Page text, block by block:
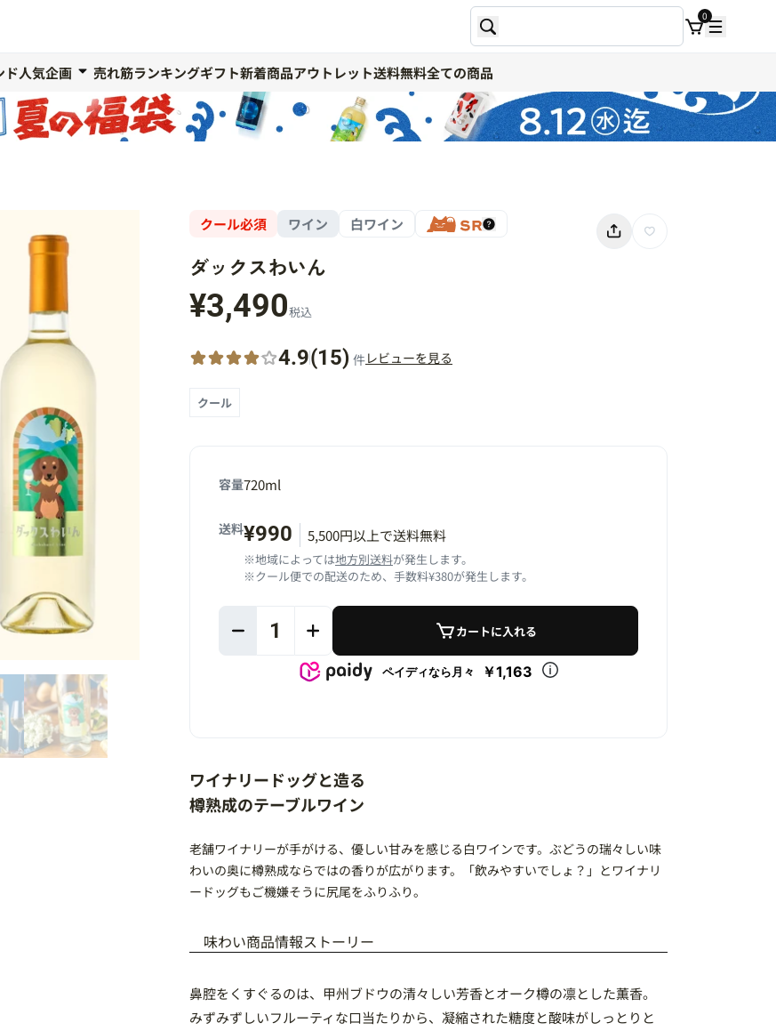
0
ド人気企画 売れ筋ランキングギフト新着商品アウトレット送料無料全ての商品
クール必須 ワイン 白ワイン
ダックスわいん
¥3,490税込
4.9(15) 件レビューを見る
クール
容量720ml
送料¥990 5,500円以上で送料無料
※地域によっては地方別送料が発生します。
※クール便での配送のため、手数料¥380が発生します。
1 カートに入れる
ペイディなら月々 ￥1,163
ワイナリードッグと造る
樽熟成のテーブルワイン
老舗ワイナリーが手がける、優しい甘みを感じる白ワインです。ぶどうの瑞々しい味
わいの奥に樽熟成ならではの香りが広がります。「飲みやすいでしょ？」とワイナリ
ードッグもご機嫌そうに尻尾をふりふり。
味わい商品情報ストーリー
鼻腔をくすぐるのは、甲州ブドウの清々しい芳香とオーク樽の凛とした薫香。
みずみずしいフルーティな口当たりから、凝縮された糖度と酸味がしっとりと